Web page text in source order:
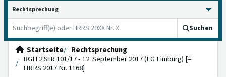
HRRS durchsuchen
Suchen
Startseite
Rechtsprechung
BGH 2 StR 101/17 - 12. September 2017 (LG Limburg) [=
HRRS 2017 Nr. 1168]